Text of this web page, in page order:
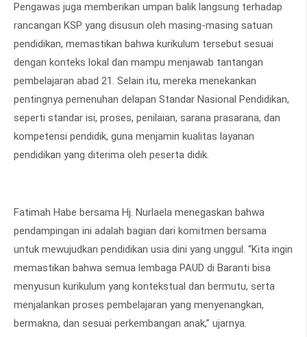
Pengawas juga memberikan umpan balik langsung terhadap
rancangan KSP yang disusun oleh masing-masing satuan
pendidikan, memastikan bahwa kurikulum tersebut sesuai
dengan konteks lokal dan mampu menjawab tantangan
pembelajaran abad 21. Selain itu, mereka menekankan
pentingnya pemenuhan delapan Standar Nasional Pendidikan,
seperti standar isi, proses, penilaian, sarana prasarana, dan
kompetensi pendidik, guna menjamin kualitas layanan
pendidikan yang diterima oleh peserta didik.
Fatimah Habe bersama Hj. Nurlaela menegaskan bahwa
pendampingan ini adalah bagian dari komitmen bersama
untuk mewujudkan pendidikan usia dini yang unggul. “Kita ingin
memastikan bahwa semua lembaga PAUD di Baranti bisa
menyusun kurikulum yang kontekstual dan bermutu, serta
menjalankan proses pembelajaran yang menyenangkan,
bermakna, dan sesuai perkembangan anak,” ujarnya.